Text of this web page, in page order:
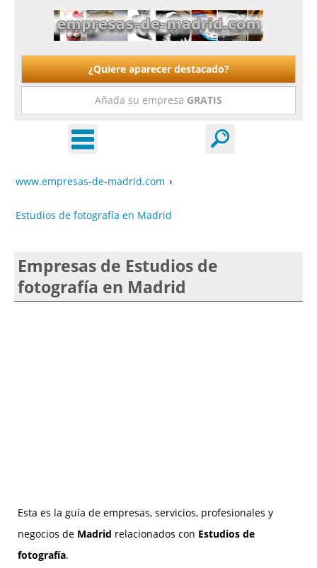
¿Quiere aparecer destacado?
Añada su empresa GRATIS
www.empresas-de-madrid.com ›
Estudios de fotografía en Madrid
Empresas de Estudios de
fotografía en Madrid
Esta es la guía de empresas, servicios, profesionales y
negocios de Madrid relacionados con Estudios de
fotografía.